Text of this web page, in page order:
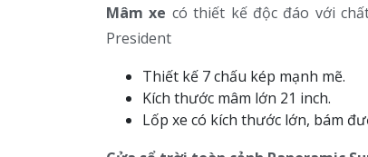
Mâm xe có thiết kế độc đáo với
President
Thiết kế 7 chấu kép mạnh mẽ.
Kích thước mâm lớn 21 inch.
Lốp xe có kích thước lớn, bám